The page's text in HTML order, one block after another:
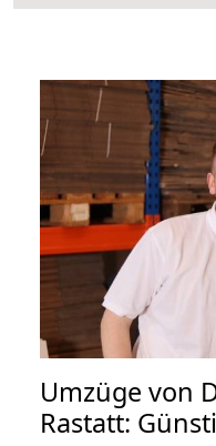
Umzüge von
Rastatt: